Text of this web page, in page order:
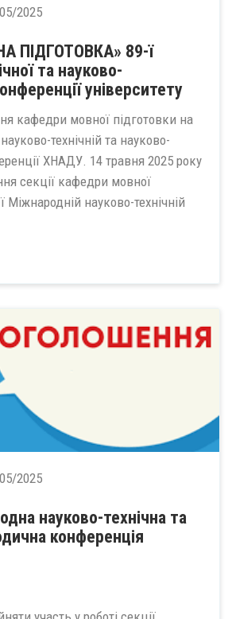
2025
ПІДГОТОВКА» 89-ї
та науково-
університету
кафедри мовної підготовки на
технічній та науково-
ХНАДУ. 14 травня 2025 року
секції кафедри мовної
Міжнародній науково-технічній
2025
науково-технічна та
конференція